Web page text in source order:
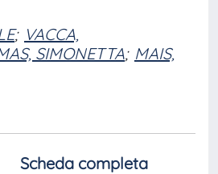
; VACCA,
SIMONETTA; MAIS,
Scheda completa